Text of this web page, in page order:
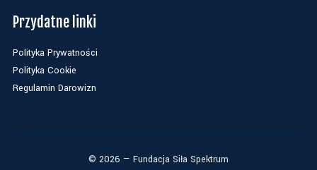
Przydatne linki
Polityka Prywatności
Polityka Cookie
Regulamin Darowizn
© 2026 — Fundacja Siła Spektrum